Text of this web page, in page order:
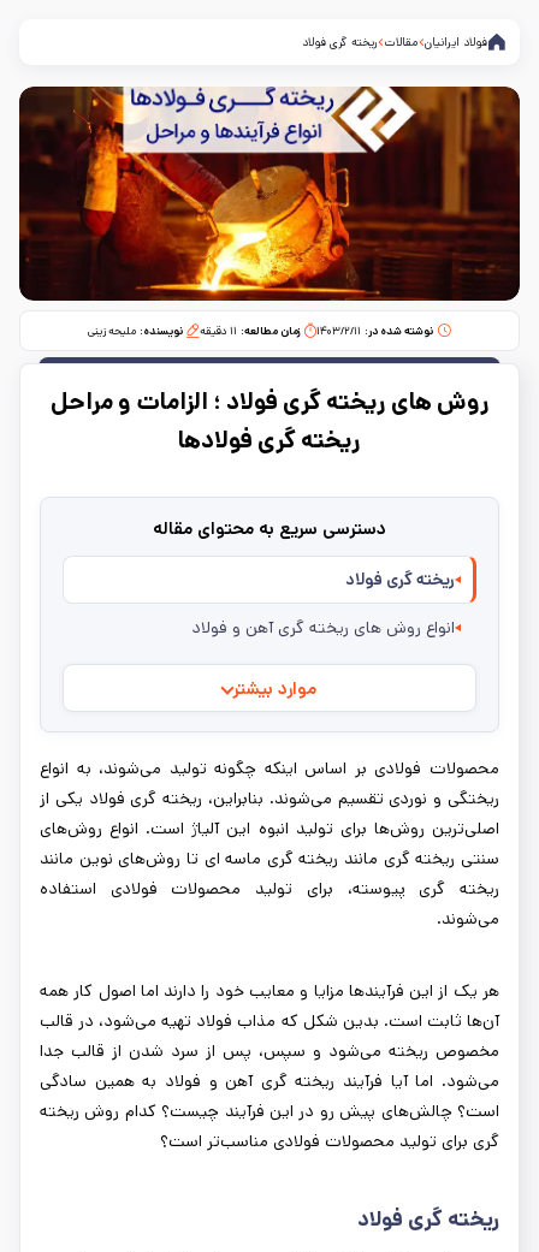
فولاد ایرانیان مقالات ریخته گری فولاد
نوشته شده در: ۱۴۰۳/۲/۱۱ زمان مطالعه:‌ ۱۱ دقیقه نویسنده: ملیحه زینی
روش ‌های ریخته گری فولاد ؛ الزامات و مراحل
ریخته گری فولادها
دسترسی سریع به محتوای مقاله
ریخته گری فولاد
انواع روش های ریخته گری آهن و فولاد
موارد بیشتر
محصولات فولادی بر اساس اینکه چگونه تولید می‌شوند، به انواع
ریختگی و نوردی تقسیم می‌شوند. بنابراین، ریخته گری فولاد یکی از
اصلی‌ترین روش‌ها برای تولید انبوه این آلیاژ است. انواع روش‌های
سنتی ریخته گری مانند ریخته گری ماسه ای تا روش‌های نوین مانند
ریخته گری پیوسته، برای تولید محصولات فولادی استفاده
می‌شوند.
هر یک از این فرآیندها مزایا و معایب خود را دارند اما اصول کار همه
آن‌ها ثابت است. بدین شکل که مذاب فولاد تهیه می‌شود، در قالب
مخصوص ریخته می‌شود و سپس، پس از سرد شدن از قالب جدا
می‌شود. اما آیا فرآیند ریخته گری آهن و فولاد به همین سادگی
است؟ چالش‌های پیش رو در این فرآیند چیست؟ کدام روش ریخته
گری برای تولید محصولات فولادی مناسب‌تر است؟
ریخته گری فولاد